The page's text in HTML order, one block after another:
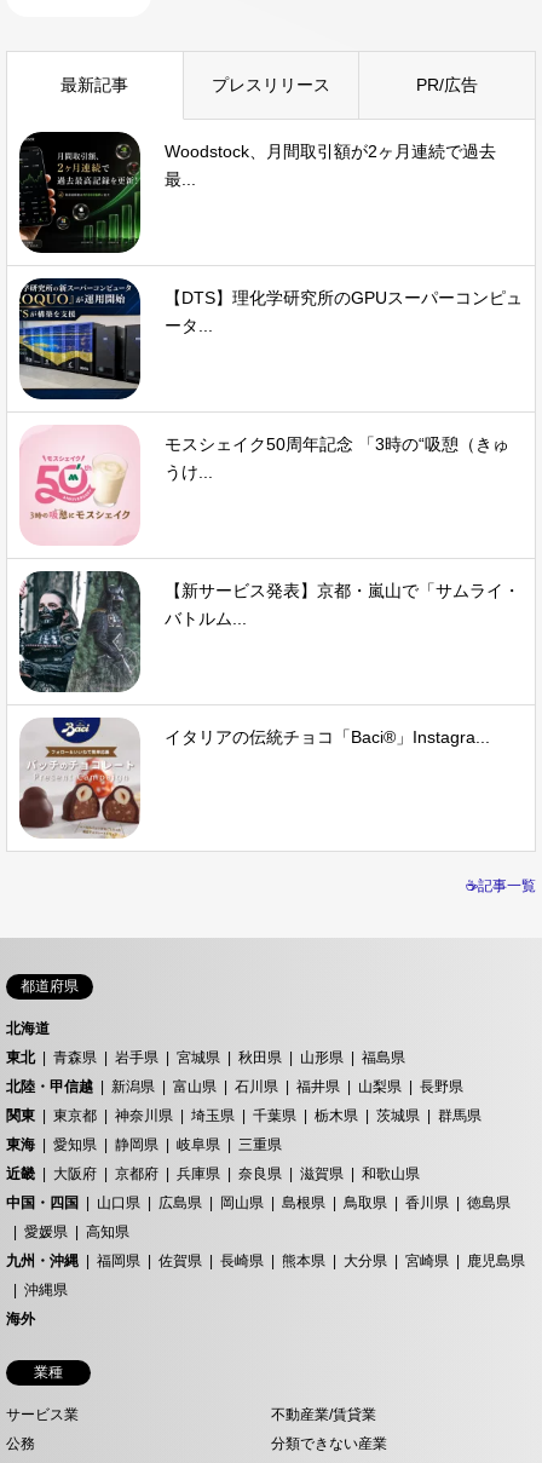
最新記事 プレスリリース PR/広告
Woodstock、月間取引額が2ヶ月連続で過去
最...
【DTS】理化学研究所のGPUスーパーコンピュ
ータ...
モスシェイク50周年記念 「3時の“吸憩（きゅ
うけ...
【新サービス発表】京都・嵐山で「サムライ・
バトルム...
イタリアの伝統チョコ「Baci®」Instagra...
☕記事一覧
都道府県
北海道
東北
青森県 岩手県 宮城県 秋田県 山形県
福島県
北陸・甲信越
新潟県 富山県 石川県 福井県 山梨県
長野県
関東
東京都 神奈川県 埼玉県 千葉県 栃木県 茨城県
群馬県
東海
愛知県 静岡県 岐阜県
三重県
近畿
大阪府 京都府 兵庫県 奈良県 滋賀県
和歌山県
中国・四国
山口県 広島県 岡山県 島根県 鳥取県 香川県
徳島県
愛媛県
高知県
九州・沖縄
福岡県 佐賀県 長崎県 熊本県 大分県 宮崎県
鹿児島県
沖縄県
海外
業種
サービス業
不動産業/賃貸業
公務
分類できない産業